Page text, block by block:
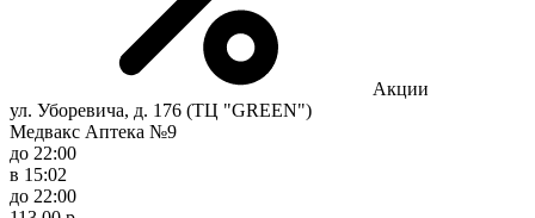
Акции
ул. Уборевича, д. 176 (ТЦ "GREEN")
Медвакс Аптека №9
до 22:00
в 15:02
до 22:00